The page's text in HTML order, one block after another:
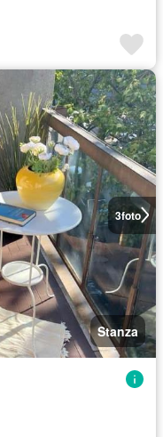
3foto
Stanza